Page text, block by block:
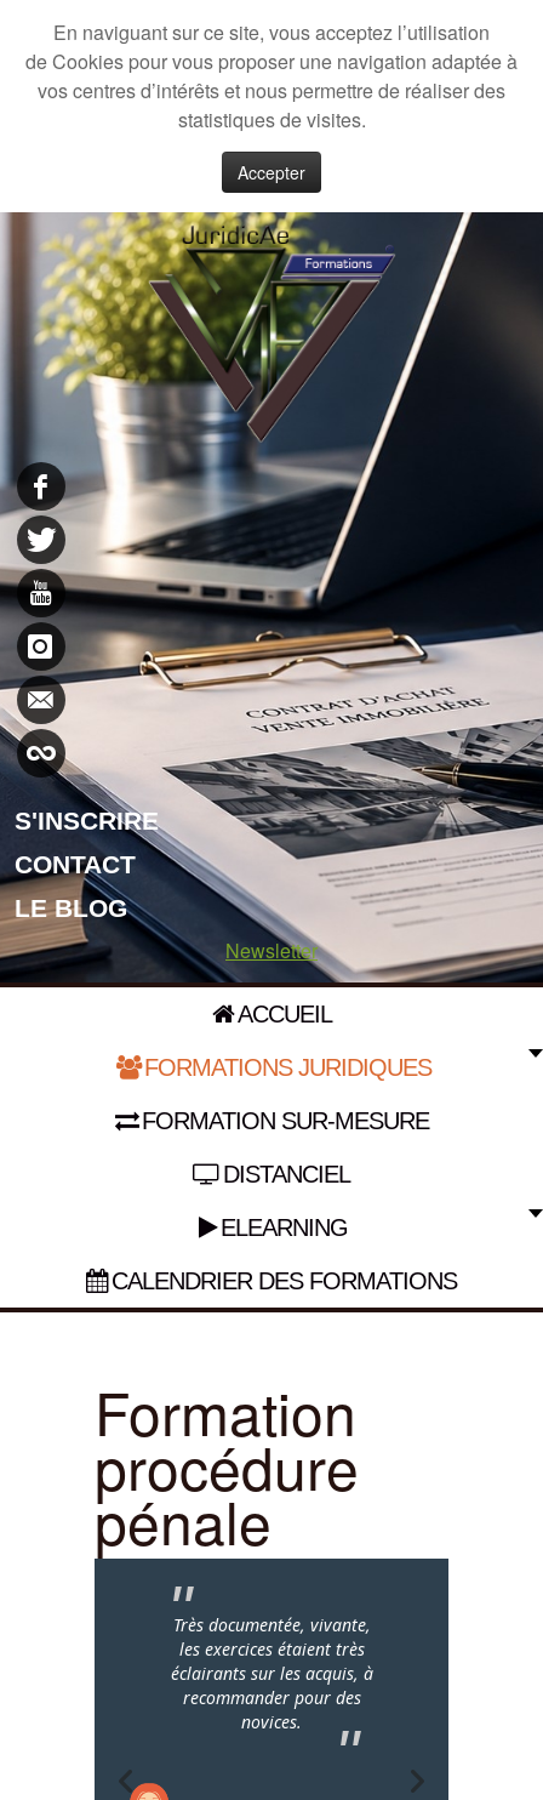
En naviguant sur ce site, vous acceptez l’utilisation
de Cookies pour vous proposer une navigation adaptée à
vos centres d’intérêts et nous permettre de réaliser des
statistiques de visites.
Accepter
S'INSCRIRE
CONTACT
LE BLOG
Newsletter
ACCUEIL
FORMATIONS JURIDIQUES
FORMATION SUR-MESURE
DISTANCIEL
ELEARNING
CALENDRIER DES FORMATIONS
Formation
procédure
pénale
Très documentée, vivante,
les exercices étaient très
éclairants sur les acquis, à
recommander pour des
novices.